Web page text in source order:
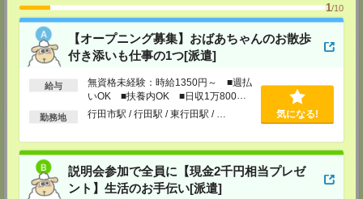
1/10
【オープニング募集】おばあちゃんのお散歩
付き添いも仕事の1つ[派遣]
給与
無資格未経験：時給1350円～ ■週払
いOK ■扶養内OK ■日収1万800円
以上
勤務地 行田市駅 / 行田駅 / 東行田駅 / … 気になる!
説明会参加で全員に【現金2千円相当プレゼ
ント】生活のお手伝い[派遣]
メディカルケア事業部 新宿オフィス
東京都新宿区新宿2-3-10 新宿御苑ビル6階
TEL：0120-457-235
MAIL：tenshoku@nikken-ts.jp
メディカルケア事業部 立川事業所
東京都立川市錦町1-12-14
MAIL：tenshoku@nikken-ts.jp
担当：採用担当
メディカルケア事業部 町田オフィス
東京都町田市森野1-7-23 大樹生命町田ビル6F